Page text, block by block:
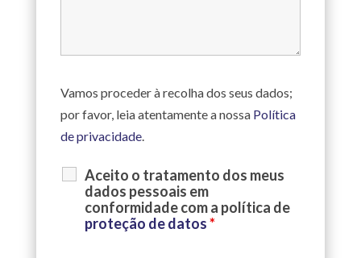
Vamos proceder à recolha dos seus dados;
por favor, leia atentamente a nossa Política
de privacidade.
Aceito o tratamento dos meus
dados pessoais em
conformidade com a política de
proteção de datos*